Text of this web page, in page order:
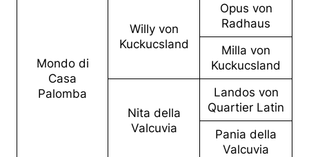
Mondo di
Casa
Palomba
Willy von
Kuckucsland
Opus von
Radhaus
Milla von
Kuckucsland
Nita della
Valcuvia
Landos von
Quartier Latin
Pania della
Valcuvia